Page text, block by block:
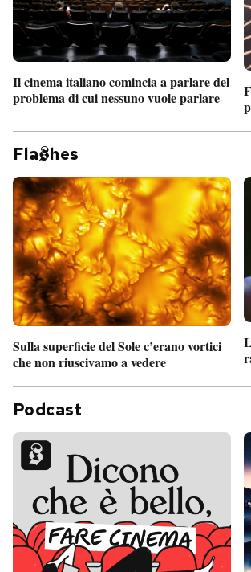
Il cinema italiano comincia a parlare del
problema di cui nessuno vuole parlare
Fla hes
Sulla superficie del Sole c’erano vortici
che non riuscivamo a vedere
Podcast